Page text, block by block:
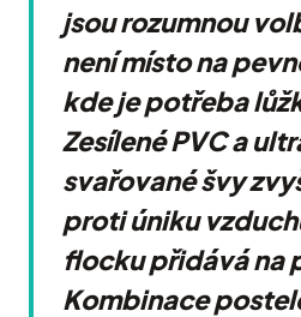
jsou rozumnou
není místo na
kde je potřeba
Zesílené PVC a
svařované švy
proti úniku
flocku přidává na
Kombinace